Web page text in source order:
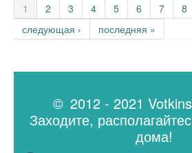
Страницы
1 2 3 4 5 6 7 8
следующая ›
последняя »
© 2012 - 2021
Заходите,
дома!